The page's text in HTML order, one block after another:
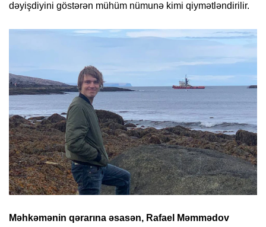
dəyişdiyini göstərən mühüm nümunə kimi qiymətləndirilir.
Məhkəmənin qərarına əsasən, Rafael Məmmədov